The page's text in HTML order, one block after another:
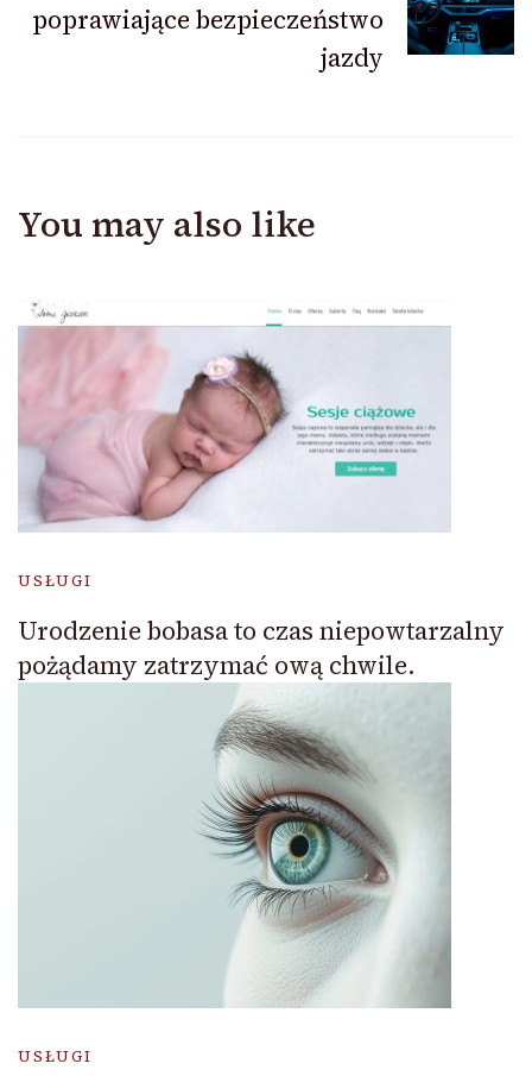
poprawiające bezpieczeństwo
jazdy
You may also like
USŁUGI
Urodzenie bobasa to czas niepowtarzalny
pożądamy zatrzymać ową chwile.
USŁUGI